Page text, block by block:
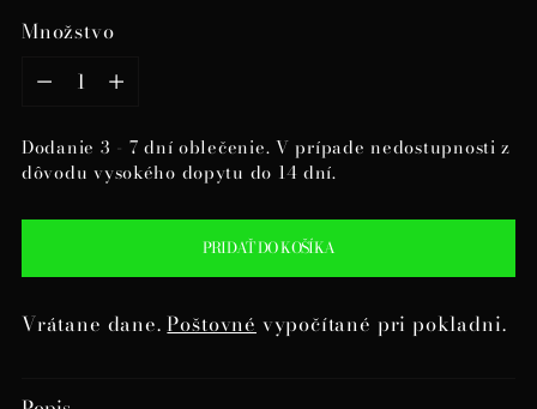
Množstvo
Množstvo
Dodanie 3 - 7 dní oblečenie. V prípade nedostupnosti z
dôvodu vysokého dopytu do 14 dní.
PRIDAŤ DO KOŠÍKA
Vrátane dane.Poštovnévypočítané pri pokladni.